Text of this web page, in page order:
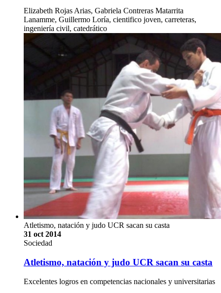
Elizabeth Rojas Arias, Gabriela Contreras Matarrita
Lanamme, Guillermo Loría, cientifico joven, carreteras,
ingeniería civil, catedrático
Atletismo, natación y judo UCR sacan su casta
31 oct 2014
Sociedad
Atletismo, natación y judo UCR sacan su casta
Excelentes logros en competencias nacionales y universitarias